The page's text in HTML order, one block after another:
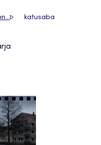
katusaba